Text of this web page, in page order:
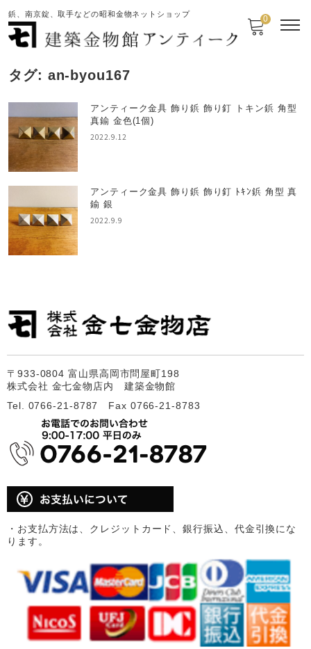
鋲、南京錠、取手などの昭和金物ネットショップ 0
タグ: an-byou167
アンティーク金具 飾り鋲 飾り釘 トキン鋲 角型
真鍮 金色(1個)
2022.9.12
アンティーク金具 飾り鋲 飾り釘 ﾄｷﾝ鋲 角型 真
鍮 銀
2022.9.9
〒933-0804 富山県高岡市問屋町198
株式会社 金七金物店内 建築金物館
Tel. 0766-21-8787 Fax 0766-21-8783
・お支払方法は、クレジットカード、銀行振込、代金引換にな
ります。